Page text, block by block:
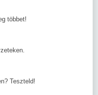
többet!
Teszteld!